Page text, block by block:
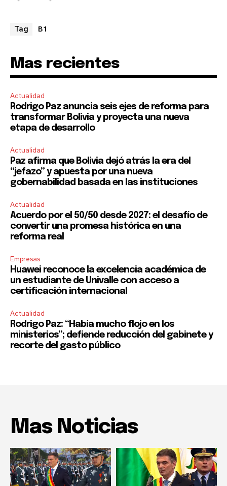
Tag B1
Mas recientes
Actualidad
Rodrigo Paz anuncia seis ejes de reforma para
transformar Bolivia y proyecta una nueva
etapa de desarrollo
Actualidad
Paz afirma que Bolivia dejó atrás la era del
“jefazo” y apuesta por una nueva
gobernabilidad basada en las instituciones
Actualidad
Acuerdo por el 50/50 desde 2027: el desafío de
convertir una promesa histórica en una
reforma real
Empresas
Huawei reconoce la excelencia académica de
un estudiante de Univalle con acceso a
certificación internacional
Actualidad
Rodrigo Paz: “Había mucho flojo en los
ministerios”; defiende reducción del gabinete y
recorte del gasto público
Mas Noticias